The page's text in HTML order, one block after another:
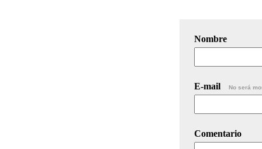
Nombre
E-mail No será
Comentario